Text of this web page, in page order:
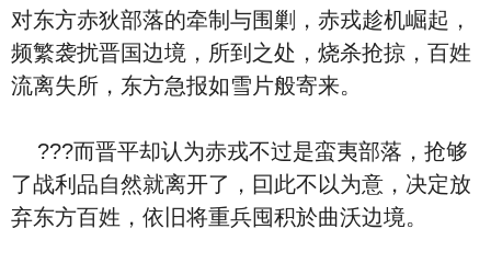
对东方赤狄部落的牵制与围剿，赤戎趁机崛起，
频繁袭扰晋国边境，所到之处，烧杀抢掠，百姓
流离失所，东方急报如雪片般寄来。
???而晋平却认为赤戎不过是蛮夷部落，抢够
了战利品自然就离开了，囙此不以为意，决定放
弃东方百姓，依旧将重兵囤积於曲沃边境。